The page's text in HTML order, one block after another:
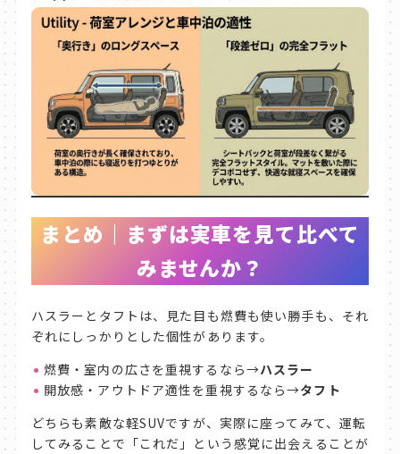
まとめ｜まずは実車を見て比べて
みませんか？
ハスラーとタフトは、見た目も燃費も使い勝手も、それ
ぞれにしっかりとした個性があります。
燃費・室内の広さを重視するなら→ハスラー
開放感・アウトドア適性を重視するなら→タフト
どちらも素敵な軽SUVですが、実際に座ってみて、運転
してみることで「これだ」という感覚に出会えることが